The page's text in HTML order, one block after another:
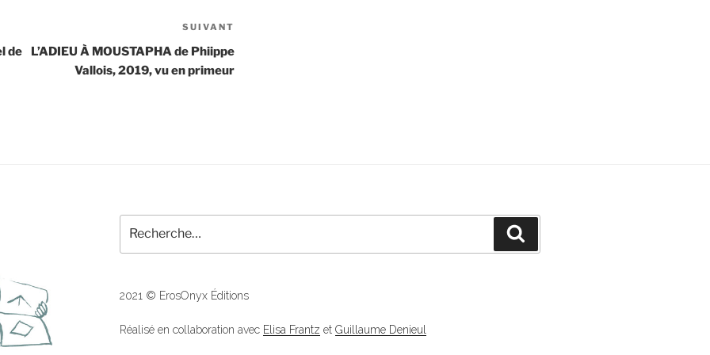
de
suivant
SUIVANT
L’ADIEU À MOUSTAPHA de Phiippe
Vallois, 2019, vu en primeur
pour
:
2021 © ErosOnyx Éditions
Réalisé en collaboration avec Elisa Frantz et Guillaume Denieul